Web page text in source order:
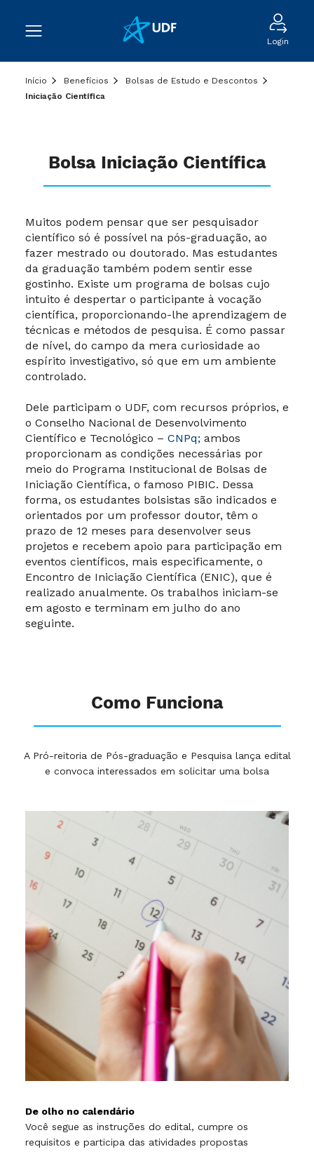
Login
Início Benefícios
Bolsas de Estudo e Descontos
Iniciação Científica
Bolsa Iniciação Científica
Muitos podem pensar que ser pesquisador
científico só é possível na pós-graduação, ao
fazer mestrado ou doutorado. Mas estudantes
da graduação também podem sentir esse
gostinho. Existe um programa de bolsas cujo
intuito é despertar o participante à vocação
científica, proporcionando-lhe aprendizagem de
técnicas e métodos de pesquisa. É como passar
de nível, do campo da mera curiosidade ao
espírito investigativo, só que em um ambiente
controlado.
Dele participam o UDF, com recursos próprios, e
o Conselho Nacional de Desenvolvimento
Científico e Tecnológico – CNPq; ambos
proporcionam as condições necessárias por
meio do Programa Institucional de Bolsas de
Iniciação Científica, o famoso PIBIC. Dessa
forma, os estudantes bolsistas são indicados e
orientados por um professor doutor, têm o
prazo de 12 meses para desenvolver seus
projetos e recebem apoio para participação em
eventos científicos, mais especificamente, o
Encontro de Iniciação Científica (ENIC), que é
realizado anualmente. Os trabalhos iniciam-se
em agosto e terminam em julho do ano
seguinte.
Como Funciona
A Pró-reitoria de Pós-graduação e Pesquisa lança edital
e convoca interessados em solicitar uma bolsa
De olho no calendário
Você segue as instruções do edital, cumpre os
requisitos e participa das atividades propostas